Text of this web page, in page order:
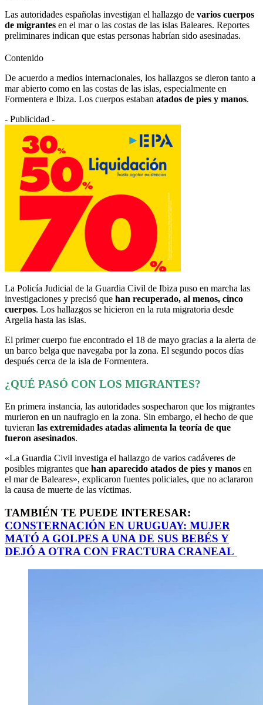
Las autoridades españolas investigan el hallazgo de varios cuerpos
de migrantes en el mar o las costas de las islas Baleares. Reportes
preliminares indican que estas personas habrían sido asesinadas.
Contenido
De acuerdo a medios internacionales, los hallazgos se dieron tanto a
mar abierto como en las costas de las islas, especialmente en
Formentera e Ibiza. Los cuerpos estaban atados de pies y manos.
- Publicidad -
La Policía Judicial de la Guardia Civil de Ibiza puso en marcha las
investigaciones y precisó que han recuperado, al menos, cinco
cuerpos. Los hallazgos se hicieron en la ruta migratoria desde
Argelia hasta las islas.
El primer cuerpo fue encontrado el 18 de mayo gracias a la alerta de
un barco belga que navegaba por la zona. El segundo pocos días
después cerca de la isla de Formentera.
¿QUÉ PASÓ CON LOS MIGRANTES?
En primera instancia, las autoridades sospecharon que los migrantes
murieron en un naufragio en la zona. Sin embargo, el hecho de que
tuvieran las extremidades atadas alimenta la teoría de que
fueron asesinados.
«La Guardia Civil investiga el hallazgo de varios cadáveres de
posibles migrantes que han aparecido atados de pies y manos en
el mar de Baleares», explicaron fuentes policiales, que no aclararon
la causa de muerte de las víctimas.
TAMBIÉN TE PUEDE INTERESAR:
CONSTERNACIÓN EN URUGUAY: MUJER
MATÓ A GOLPES A UNA DE SUS BEBÉS Y
DEJÓ A OTRA CON FRACTURA CRANEAL